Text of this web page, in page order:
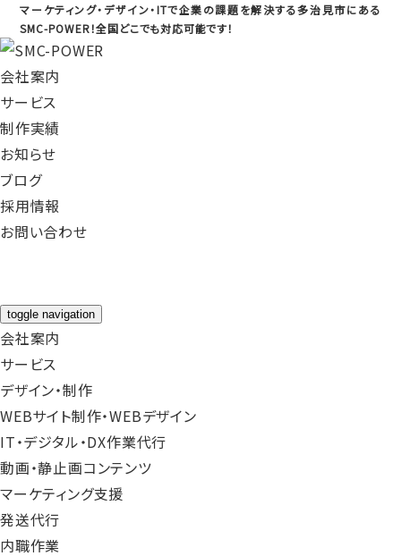
マーケティング・デザイン・ITで企業の課題を解決する多治見市にある
SMC-POWER！全国どこでも対応可能です！
会社案内
サービス
制作実績
お知らせ
ブログ
採用情報
お問い合わせ
toggle navigation
会社案内
サービス
デザイン・制作
WEBサイト制作・WEBデザイン
IT・デジタル・DX作業代行
動画・静止画コンテンツ
マーケティング支援
発送代行
内職作業